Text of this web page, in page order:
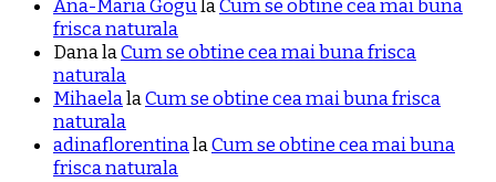
Ana-Maria GogulaCum se obtine cea mai buna
frisca naturala
DanalaCum se obtine cea mai buna frisca
naturala
MihaelalaCum se obtine cea mai buna frisca
naturala
adinaflorentinalaCum se obtine cea mai buna
frisca naturala